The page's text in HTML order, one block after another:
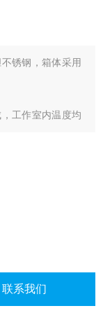
锈钢，箱体采用
工作室内温度均
联系我们